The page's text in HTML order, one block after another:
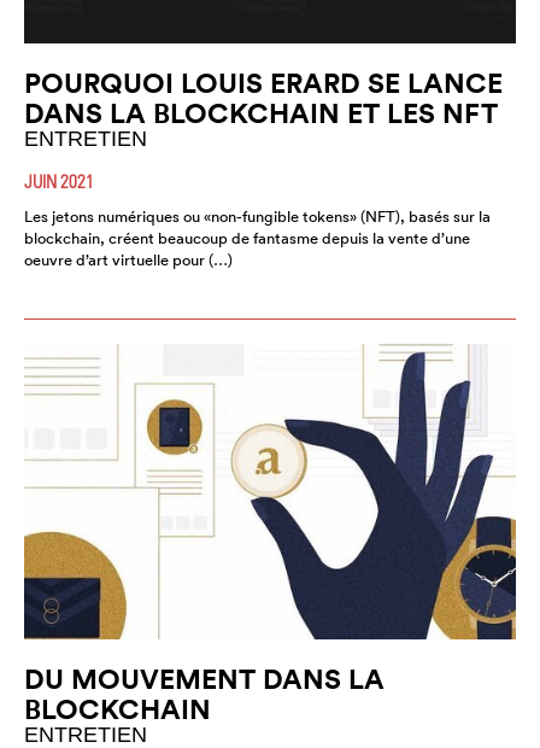
POURQUOI LOUIS ERARD SE LANCE
DANS LA BLOCKCHAIN ET LES NFT
ENTRETIEN
JUIN 2021
Les jetons numériques ou «non-fungible tokens» (NFT), basés sur la
blockchain, créent beaucoup de fantasme depuis la vente d’une
oeuvre d’art virtuelle pour (…)
DU MOUVEMENT DANS LA
BLOCKCHAIN
ENTRETIEN